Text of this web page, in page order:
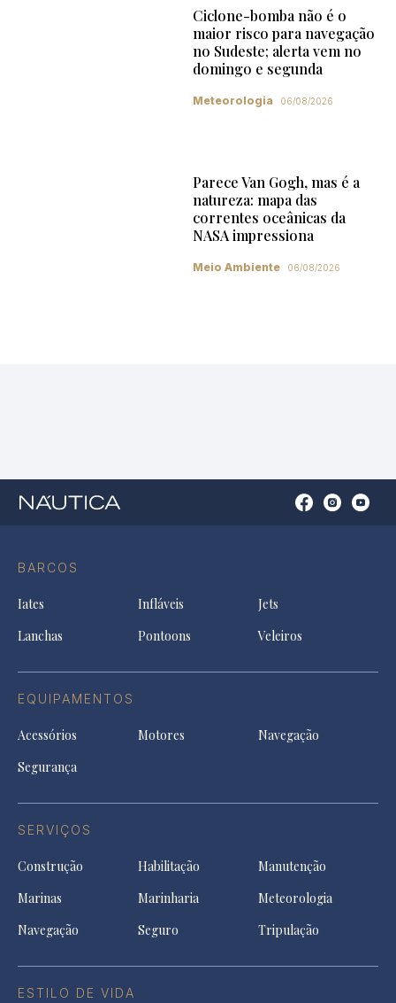
Ciclone-bomba não é o
maior risco para navegação
no Sudeste; alerta vem no
domingo e segunda
Meteorologia 06/08/2026
Parece Van Gogh, mas é a
natureza: mapa das
correntes oceânicas da
NASA impressiona
Meio Ambiente 06/08/2026
BARCOS
Iates Infláveis
Jets
Lanchas
Pontoons Veleiros
EQUIPAMENTOS
Acessórios Motores
Navegação
Segurança
SERVIÇOS
Construção Habilitação
Manutenção
Marinas
Marinharia
Meteorologia
Navegação
Seguro Tripulação
ESTILO DE VIDA
OpenOpenOpen